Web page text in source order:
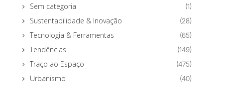
Sem categoria (1)
Sustentabilidade & Inovação (28)
Tecnologia & Ferramentas (65)
Tendências (149)
Traço ao Espaço (475)
Urbanismo (40)